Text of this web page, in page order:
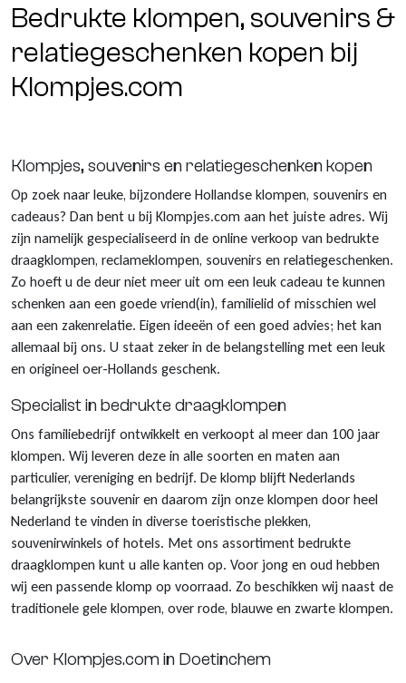
Bedrukte klompen, souvenirs &
relatiegeschenken kopen bij
Klompjes.com
Klompjes, souvenirs en relatiegeschenken kopen
Op zoek naar leuke, bijzondere Hollandse klompen, souvenirs en
cadeaus? Dan bent u bij Klompjes.com aan het juiste adres. Wij
zijn namelijk gespecialiseerd in de online verkoop van bedrukte
draagklompen, reclameklompen, souvenirs en relatiegeschenken.
Zo hoeft u de deur niet meer uit om een leuk cadeau te kunnen
schenken aan een goede vriend(in), familielid of misschien wel
aan een zakenrelatie. Eigen ideeën of een goed advies; het kan
allemaal bij ons. U staat zeker in de belangstelling met een leuk
en origineel oer-Hollands geschenk.
Specialist in bedrukte draagklompen
Ons familiebedrijf ontwikkelt en verkoopt al meer dan 100 jaar
klompen. Wij leveren deze in alle soorten en maten aan
particulier, vereniging en bedrijf. De klomp blijft Nederlands
belangrijkste souvenir en daarom zijn onze klompen door heel
Nederland te vinden in diverse toeristische plekken,
souvenirwinkels of hotels. Met ons assortiment bedrukte
draagklompen kunt u alle kanten op. Voor jong en oud hebben
wij een passende klomp op voorraad. Zo beschikken wij naast de
traditionele gele klompen, over rode, blauwe en zwarte klompen.
Over Klompjes.com in Doetinchem